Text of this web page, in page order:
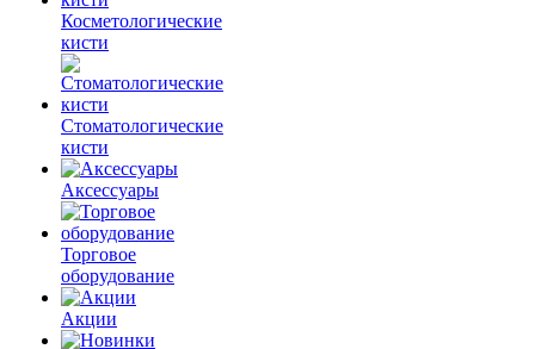
Косметологические
кисти
Стоматологические
кисти
Аксессуары
Торговое
оборудование
Акции